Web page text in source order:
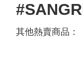
其他熱賣商品：